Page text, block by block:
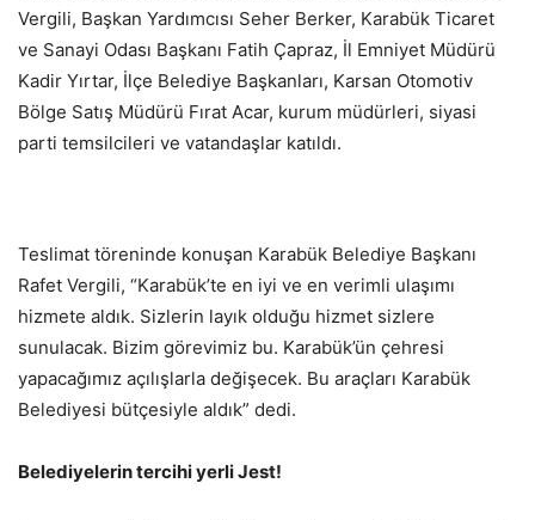
Vergili, Başkan Yardımcısı Seher Berker, Karabük Ticaret
ve Sanayi Odası Başkanı Fatih Çapraz, İl Emniyet Müdürü
Kadir Yırtar, İlçe Belediye Başkanları, Karsan Otomotiv
Bölge Satış Müdürü Fırat Acar, kurum müdürleri, siyasi
parti temsilcileri ve vatandaşlar katıldı.
Teslimat töreninde konuşan Karabük Belediye Başkanı
Rafet Vergili, “Karabük’te en iyi ve en verimli ulaşımı
hizmete aldık. Sizlerin layık olduğu hizmet sizlere
sunulacak. Bizim görevimiz bu. Karabük’ün çehresi
yapacağımız açılışlarla değişecek. Bu araçları Karabük
Belediyesi bütçesiyle aldık” dedi.
Belediyelerin tercihi yerli Jest!